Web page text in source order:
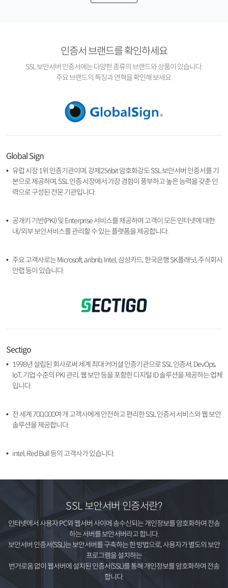
인증서 브랜드를 확인하세요
SSL 보안서버 인증서에는 다양한 종류의 브랜드와 상품이 있습니다.
주요 브랜드의 특징과 연혁을 확인해 보세요.
Global Sign
유럽 시장 1위 인증기관이며, 강제256bit 암호화강도 SSL 보안서버 인증서를 기
본으로 제공하며, SSL 인증 시장에서 가장 경험이 풍부하고 높은 능력을 갖춘 인
력으로 구성된 전문 기관입니다.
공개키 기반(PKI) 및 Enterprise 서비스를 제공하여 고객이 모든 인터넷에 대한
내/외부 보안서비스를 관리할 수 있는 플랫폼을 제공합니다.
주요 고객사로는 Microsoft, aribnb, Intel, 삼성카드, 한국은행 SK플래닛, 주식회사
안랩 등이 있습니다.
Sectigo
1998년 설립된 회사로써 세계 최대 커머셜 인증기관으로 SSL 인증서, DevOps,
IoT, 기업 수준의 PKI 관리, 웹 보안 등을 포함한 디지털 ID 솔루션을 제공하는 업체
입니다.
전 세계 700,000여 개 고객사에게 안전하고 편리한 SSL 인증서 서비스와 웹 보안
솔루션을 제공합니다.
intel, Red Bull 등의 고객사가 있습니다.
SSL 보안서버 인증서란?
인터넷에서 사용자 PC와 웹서버 사이에 송수신되는 개인정보를 암호화하여 전송
하는 서버를 보안서버라고 합니다.
보안서버 인증서(SSL)는 보안서버를 구축하는 한 방법으로, 사용자가 별도의 보안
프로그램을 설치하는
번거로움 없이 웹서버에 설치된 인증서(SSL)를 통해 개인정보를 암호화하여 전송
합니다.